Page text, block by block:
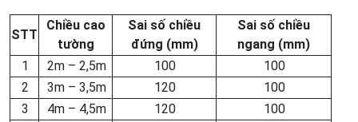
STT
Chiều cao
tường
Sai số chiều
đứng (mm)
Sai số chiều
ngang (mm)
1
2m – 2,5m 100
100
2
3m – 3,5m 120
100
3
4m – 4,5m 120
100